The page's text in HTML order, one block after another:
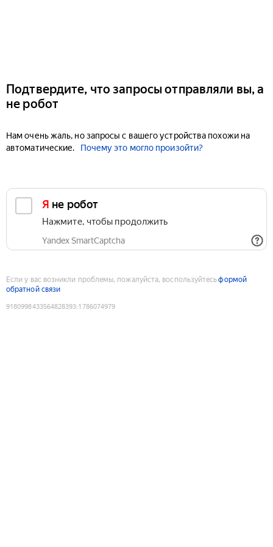
Подтвердите, что запросы отправляли вы, а
не робот
Нам очень жаль, но запросы с вашего устройства похожи на
автоматические.
Почему это могло произойти?
Я не робот
Нажмите, чтобы продолжить
Yandex SmartCaptcha
Если у вас возникли проблемы, пожалуйста, воспользуйтесьформой
обратной связи
9180998433564828393:1786074979